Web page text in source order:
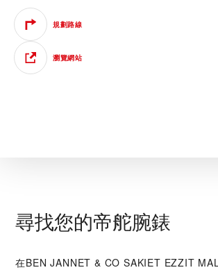
規劃路線
瀏覽網站
尋找您的帝舵腕錶
在‭BEN JANNET & CO SAKIET EZZIT